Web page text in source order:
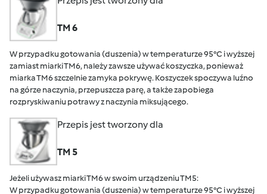
TM 6
W przypadku gotowania (duszenia) w temperaturze 95°C i wyższej
zamiast miarki TM6, należy zawsze używać koszyczka, ponieważ
miarka TM6 szczelnie zamyka pokrywę. Koszyczek spoczywa luźno
na górze naczynia, przepuszcza parę, a także zapobiega
rozpryskiwaniu potrawy z naczynia miksującego.
Przepis jest tworzony dla
TM 5
Jeżeli używasz miarki TM6 w swoim urządzeniu TM5:
W przypadku gotowania (duszenia) w temperaturze 95°C i wyższej